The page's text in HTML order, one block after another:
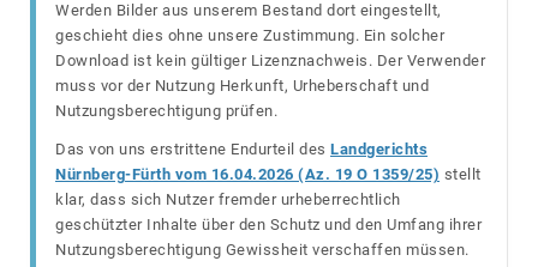
Werden Bilder aus unserem Bestand dort eingestellt,
geschieht dies ohne unsere Zustimmung. Ein solcher
Download ist kein gültiger Lizenznachweis. Der Verwender
muss vor der Nutzung Herkunft, Urheberschaft und
Nutzungsberechtigung prüfen.
Das von uns erstrittene Endurteil des Landgerichts
Nürnberg-Fürth vom 16.04.2026 (Az. 19 O 1359/25) stellt
klar, dass sich Nutzer fremder urheberrechtlich
geschützter Inhalte über den Schutz und den Umfang ihrer
Nutzungsberechtigung Gewissheit verschaffen müssen.